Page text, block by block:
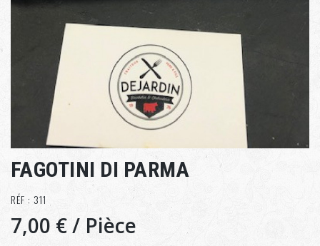
FAGOTINI DI PARMA
RÉF : 311
7,00 €/ Pièce